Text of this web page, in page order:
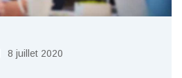
8 juillet 2020